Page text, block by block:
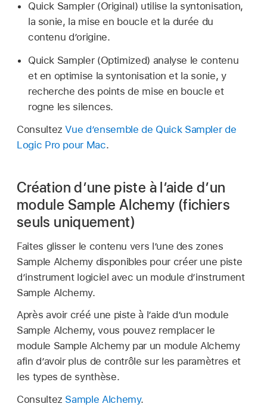
Quick Sampler (Original) utilise la syntonisation,
la sonie, la mise en boucle et la durée du
contenu d’origine.
Quick Sampler (Optimized) analyse le contenu
et en optimise la syntonisation et la sonie, y
recherche des points de mise en boucle et
rogne les silences.
ConsultezVue d’ensemble de Quick Sampler de
Logic Pro pour Mac.
Création d’une piste à l’aide d’un
module Sample Alchemy (fichiers
seuls uniquement)
Faites glisser le contenu vers l’une des zones
Sample Alchemy disponibles pour créer une piste
d’instrument logiciel avec un module d’instrument
Sample Alchemy.
Après avoir créé une piste à l’aide d’un module
Sample Alchemy, vous pouvez remplacer le
module Sample Alchemy par un module Alchemy
afin d’avoir plus de contrôle sur les paramètres et
les types de synthèse.
Consultez Sample Alchemy.